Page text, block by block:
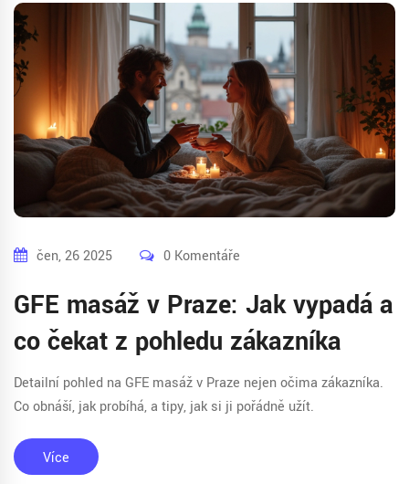
čen, 26 2025 0 Komentáře
GFE masáž v Praze: Jak vypadá a
co čekat z pohledu zákazníka
Detailní pohled na GFE masáž v Praze nejen očima zákazníka.
Co obnáší, jak probíhá, a tipy, jak si ji pořádně užít.
Více